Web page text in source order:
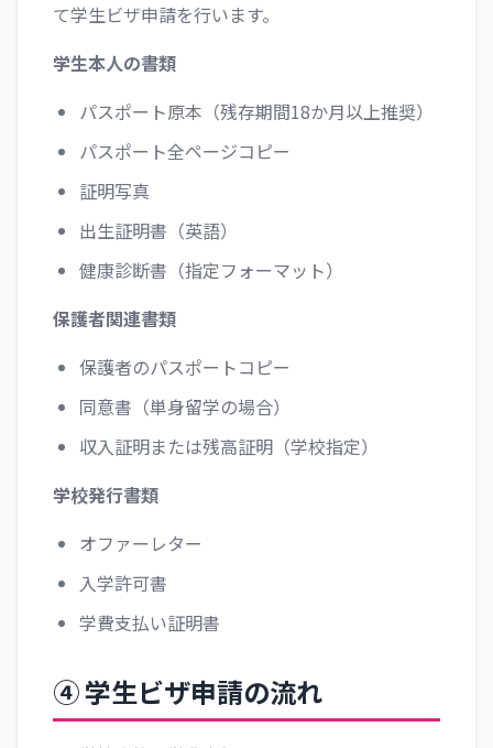
て学生ビザ申請を行います。
学生本人の書類
パスポート原本（残存期間18か月以上推奨）
パスポート全ページコピー
証明写真
出生証明書（英語）
健康診断書（指定フォーマット）
保護者関連書類
保護者のパスポートコピー
同意書（単身留学の場合）
収入証明または残高証明（学校指定）
学校発行書類
オファーレター
入学許可書
学費支払い証明書
④ 学生ビザ申請の流れ